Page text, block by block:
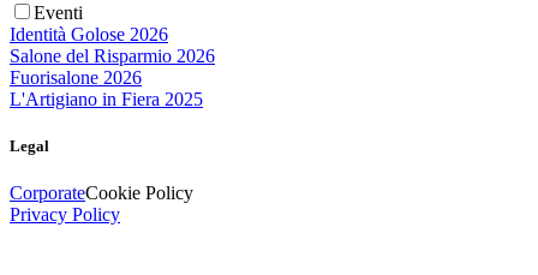
Eventi
Identità Golose 2026
Salone del Risparmio 2026
Fuorisalone 2026
L'Artigiano in Fiera 2025
Legal
CorporateCookie Policy
Privacy Policy